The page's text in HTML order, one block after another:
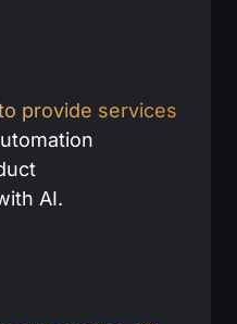
provide services
AI.